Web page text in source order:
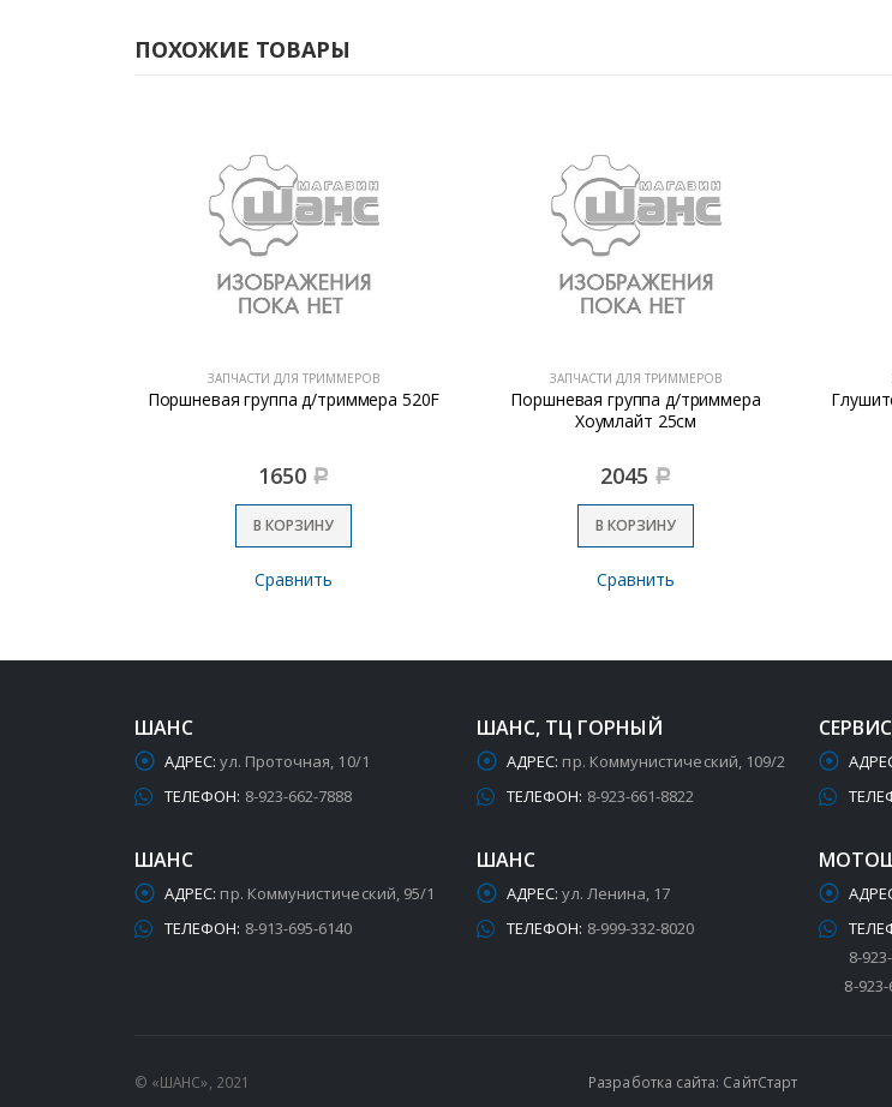
ПОХОЖИЕ ТОВАРЫ
ЗАПЧАСТИ ДЛЯ ТРИММЕРОВ
Поршневая группа д/триммера 520F
1650 Р
В КОРЗИНУ
Сравнить
ЗАПЧАСТИ ДЛЯ ТРИММЕРОВ
Поршневая группа д/триммера
Хоумлайт 25см
2045 Р
В КОРЗИНУ
Сравнить
ШАНС
АДРЕС: ул. Проточная, 10/1
ТЕЛЕФОН: 8-923-662-7888
ШАНС
АДРЕС: пр. Коммунистический, 95/1
ТЕЛЕФОН: 8-913-695-6140
ШАНС, ТЦ ГОРНЫЙ
АДРЕС: пр. Коммунистический, 109/2
ТЕЛЕФОН: 8-923-661-8822
ШАНС
АДРЕС: ул. Ленина, 17
ТЕЛЕФОН: 8-999-332-8020
8-
8-923-
© «ШАНС», 2021 Разработка сайта: СайтСтарт